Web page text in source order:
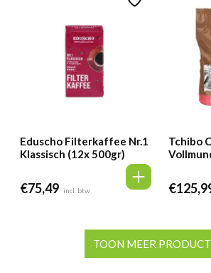
Eduscho Filterkaffee Nr.1
Klassisch (12x 500gr)
€75,49 incl. btw
Tchibo
€
TOON MEER